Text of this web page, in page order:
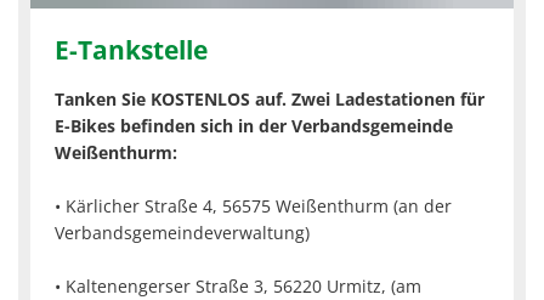
E-Tankstelle
Tanken Sie KOSTENLOS auf. Zwei Ladestationen für
E-Bikes befinden sich in der Verbandsgemeinde
Weißenthurm:
• Kärlicher Straße 4, 56575 Weißenthurm (an der
Verbandsgemeindeverwaltung)
• Kaltenengerser Straße 3, 56220 Urmitz, (am